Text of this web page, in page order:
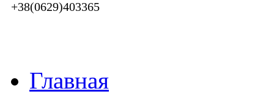
+38(0629)403365
Главная